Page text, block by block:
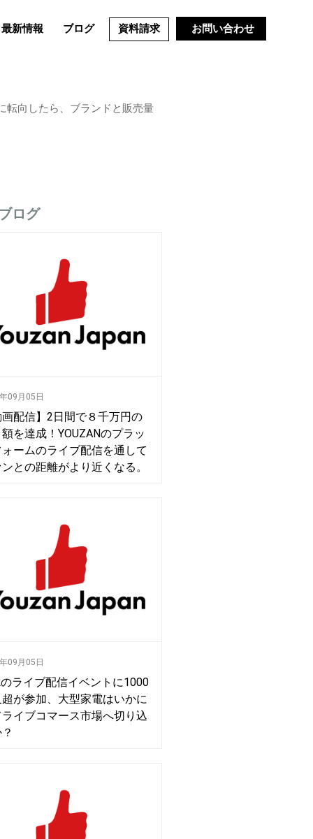
最新情報 ブログ 資料請求 お問い合わせ
向したら、ブランドと販売量
ログ
09月05日
配信】2日間で８千万円の
を達成！YOUZANのプラッ
ームのライブ配信を通して
との距離がより近くなる。
09月05日
ライブ配信イベントに1000
が参加、大型家電はいかに
イブコマース市場へ切り込